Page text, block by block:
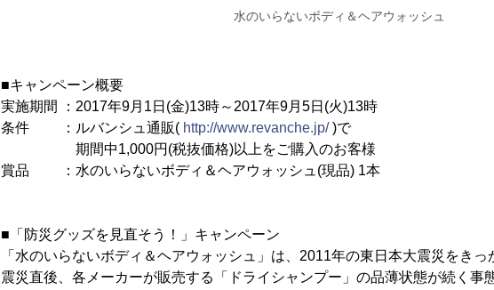
水のいらないボディ＆ヘアウォッシュ
■キャンペーン概要
実施期間 ：2017年9月1日(金)13時～2017年9月5日(火)13時
条件 ：ルバンシュ通販( http://www.revanche.jp/)で
期間中1,000円(税抜価格)以上をご購入のお客様
賞品 ：水のいらないボディ＆ヘアウォッシュ(現品) 1本
■「防災グッズを見直そう！」キャンペーン
「水のいらないボディ＆ヘアウォッシュ」は、2011年の東日本大震災をきっ
震災直後、各メーカーが販売する「ドライシャンプー」の品薄状態が続く事